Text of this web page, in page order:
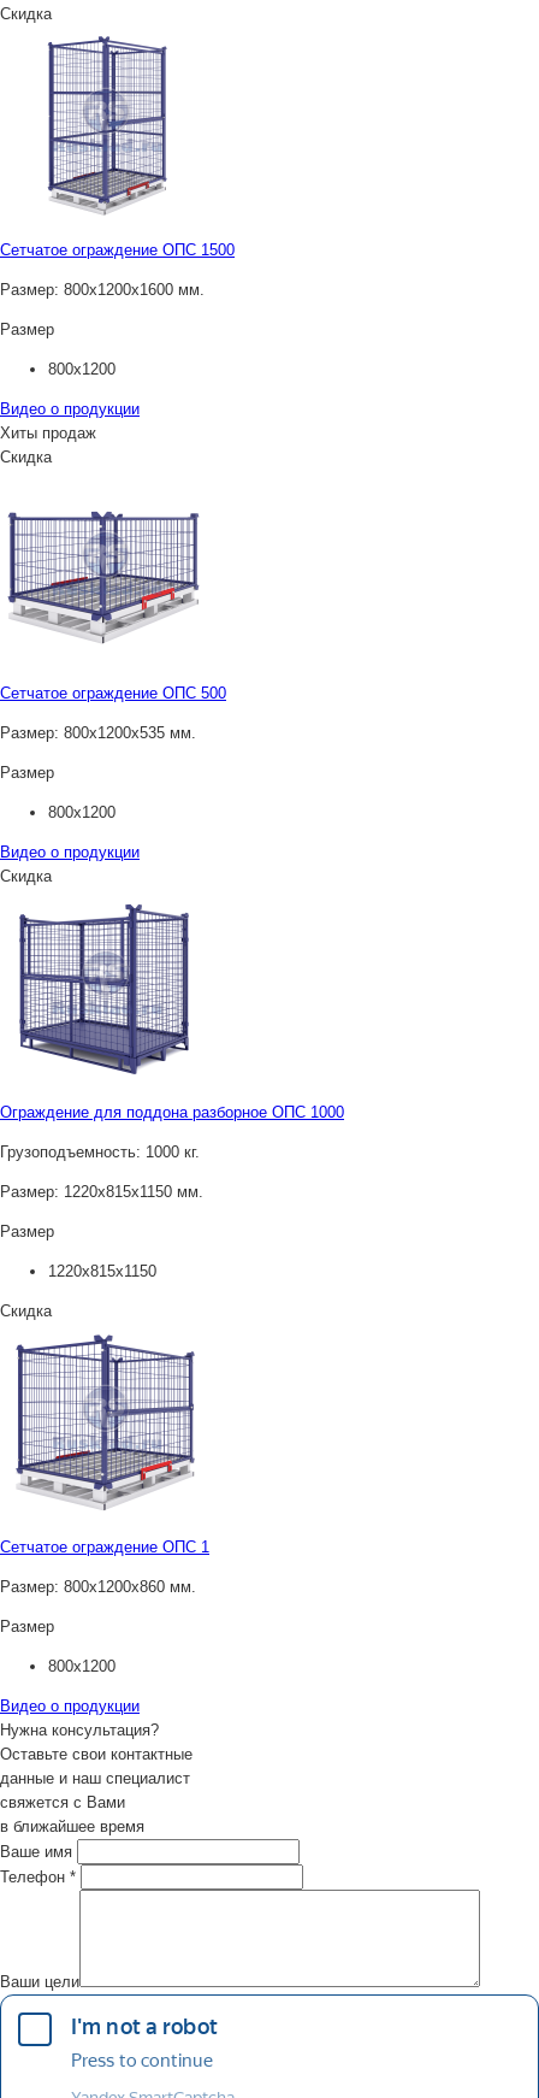
Скидка
Сетчатое ограждение ОПС 1500
Размер: 800х1200х1600 мм.
Размер
800х1200
Видео о продукции
Хиты продаж
Скидка
Сетчатое ограждение ОПС 500
Размер: 800х1200х535 мм.
Размер
800х1200
Видео о продукции
Скидка
Ограждение для поддона разборное ОПС 1000
Грузоподъемность: 1000 кг.
Размер: 1220х815х1150 мм.
Размер
1220x815x1150
Скидка
Сетчатое ограждение ОПС 1
Размер: 800х1200х860 мм.
Размер
800х1200
Видео о продукции
Нужна консультация?
Оставьте свои контактные
данные и наш специалист
свяжется с Вами
в ближайшее время
Ваше имя
Телефон *
Ваши цели